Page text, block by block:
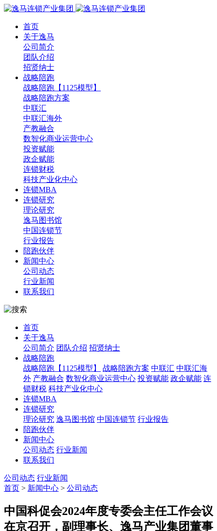
首页
关于逸马
公司简介
团队介绍
招贤纳士
战略陪跑
战略陪跑【1125模型】
战略陪跑方案
中联汇
中联汇海外
产教融合
数智化商业运营中心
投资赋能
政企赋能
连锁财税
科技产业化中心
连锁MBA
连锁研究
理论研究
逸马图书馆
中国连锁节
行业报告
陪跑伙伴
新闻中心
公司动态
行业新闻
联系我们
首页
关于逸马
公司简介 团队介绍 招贤纳士
战略陪跑
战略陪跑【1125模型】
战略陪跑方案 中联汇 中联汇海
外 产教融合 数智化商业运营中心 投资赋能 政企赋能 连
锁财税 科技产业化中心
连锁MBA
连锁研究
理论研究 逸马图书馆 中国连锁节 行业报告
陪跑伙伴
新闻中心
公司动态 行业新闻
联系我们
公司动态 行业新闻
首页 > 新闻中心 > 公司动态
中国科促会2024年度专委会主任工作会议
在京召开，副理事长、逸马产业集团董事